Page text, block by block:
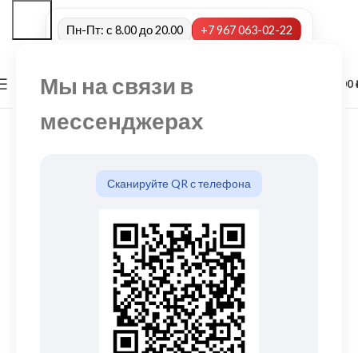
Мы на связи в
мессенджерах
Сканируйте QR с телефона
Пн-Пт: с 8.00 до 20.00 +7 967 063-02-22
МЕНЮ 0,00